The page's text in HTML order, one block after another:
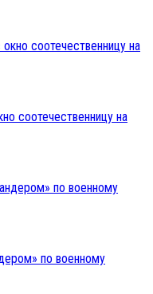
соотечественницу на
по военному